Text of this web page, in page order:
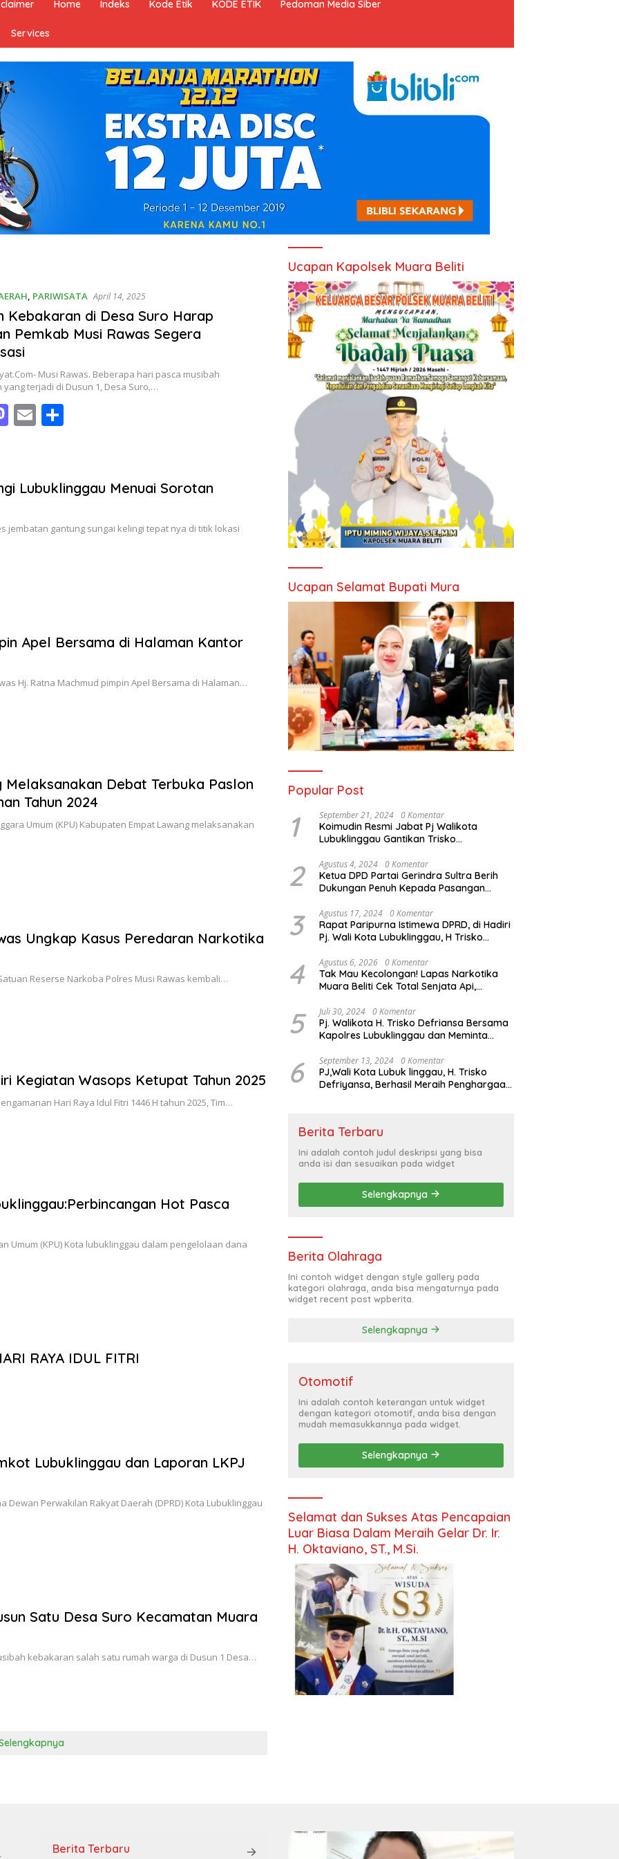
Home Indeks Kode Etik KODE ETIK Pedoman Media Siber
Services
, PARIWISATA April 14, 2025
Kebakaran di Desa Suro Harap
Pemkab Musi Rawas Segera
Musi Rawas. Beberapa hari pasca musibah
yang terjadi di Dusun 1, Desa Suro,…
M
d
o
n
E
l
S
e
Lubuklinggau Menuai Sorotan
jembatan gantung sungai kelingi tepat nya di titik lokasi
Apel Bersama di Halaman Kantor
Hj. Ratna Machmud pimpin Apel Bersama di Halaman…
Melaksanakan Debat Terbuka Paslon
Tahun 2024
Umum (KPU) Kabupaten Empat Lawang melaksanakan
Ungkap Kasus Peredaran Narkotika
Reserse Narkoba Polres Musi Rawas kembali…
Kegiatan Wasops Ketupat Tahun 2025
Hari Raya Idul Fitri 1446 H tahun 2025, Tim…
Hot Pasca
Umum (KPU) Kota lubuklinggau dalam pengelolaan dana
RAYA IDUL FITRI
Lubuklinggau dan Laporan LKPJ
Dewan Perwakilan Rakyat Daerah (DPRD) Kota Lubuklinggau
Satu Desa Suro Kecamatan Muara
kebakaran salah satu rumah warga di Dusun 1 Desa…
Ucapan Kapolsek Muara Beliti
Ucapan Selamat Bupati Mura
Popular Post
1 September 21, 2024 0 Komentar
Koimudin Resmi Jabat Pj Walikota
Lubuklinggau Gantikan Trisko
2 Agustus 4, 2024 0 Komentar
Ketua DPD Partai Gerindra Sultra Berih
Dukungan Penuh Kepada Pasangan
Konawe (HADIR) di Pilkada Konawe 2024
3 Agustus 17, 2024 0 Komentar
Rapat Paripurna Istimewa DPRD, di Hadiri
Pj. Wali Kota Lubuklinggau, H Trisko
Mendengarkan Pidato Kenegaraan
Presiden RI Dalam Rangka HUT ke-79
4 Agustus 6, 2026 0 Komentar
Tak Mau Kecolongan! Lapas Narkotika
Muara Beliti Cek Total Senjata Api,
Jam
5 Juli 30, 2024 0 Komentar
Pj. Walikota H. Trisko Defriansa Bersama
Kapolres Lubuklinggau dan Meminta
Hajatan Politik
6 September 13, 2024 0 Komentar
PJ,Wali Kota Lubuk linggau, H. Trisko
Defriyansa, Berhasil Meraih Penghargaan
Berita Terbaru
Ini adalah contoh judul deskripsi yang bisa
anda isi dan sesuaikan pada widget
Selengkapnya
Berita Olahraga
Ini contoh widget dengan style gallery pada
kategori olahraga, anda bisa mengaturnya pada
widget recent post wpberita.
Selengkapnya
Otomotif
Ini adalah contoh keterangan untuk widget
dengan kategori otomotif, anda bisa dengan
mudah memasukkannya pada widget.
Selengkapnya
Selamat dan Sukses Atas Pencapaian
Luar Biasa Dalam Meraih Gelar Dr. Ir.
H. Oktaviano, ST., M.Si.
Berita Terbaru